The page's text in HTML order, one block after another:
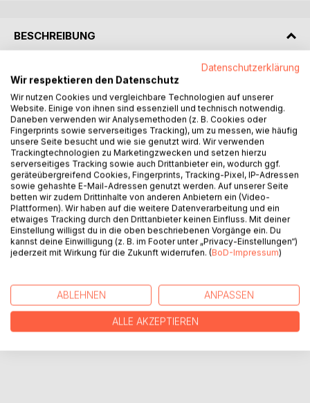
BESCHREIBUNG
Seit die rechtspopulistische Partei "NmU" im deutschen
Bundestag sitzt, macht Pauls Mutter sich noch mehr
Sorgen als zuvor. Die Partei betreibt seit einigen Jahren
eine großangelegte Hetzkampagne gegen Fabelwesen
und sprechende Tiere. Als Paul nachlässig wird und immer
mehr Menschen und andere Wesen von seinem Geheimnis
erfahren, hat es die "NmU" plötzlich auch auf ihn
abgesehen. - In Pauls Welt ist alles ein wenig bunter, alles
ein wenig unsinniger und skurriler und doch irgendwie ganz
normal.
AUTOR/IN
PRESSESTIMMEN
Datenschutzerklärung
Wir respektieren den Datenschutz
Wir nutzen Cookies und vergleichbare Technologien auf unserer
Website. Einige von ihnen sind essenziell und technisch notwendig.
Daneben verwenden wir Analysemethoden (z. B. Cookies oder
Fingerprints sowie serverseitiges Tracking), um zu messen, wie häufig
unsere Seite besucht und wie sie genutzt wird. Wir verwenden
Trackingtechnologien zu Marketingzwecken und setzen hierzu
serverseitiges Tracking sowie auch Drittanbieter ein, wodurch ggf.
geräteübergreifend Cookies, Fingerprints, Tracking-Pixel, IP-Adressen
sowie gehashte E-Mail-Adressen genutzt werden. Auf unserer Seite
betten wir zudem Drittinhalte von anderen Anbietern ein (Video-
Plattformen). Wir haben auf die weitere Datenverarbeitung und ein
etwaiges Tracking durch den Drittanbieter keinen Einfluss. Mit deiner
Einstellung willigst du in die oben beschriebenen Vorgänge ein. Du
kannst deine Einwilligung (z. B. im Footer unter „Privacy-Einstellungen“)
jederzeit mit Wirkung für die Zukunft widerrufen. (BoD-Impressum)
ABLEHNEN ANPASSEN
ALLE AKZEPTIEREN